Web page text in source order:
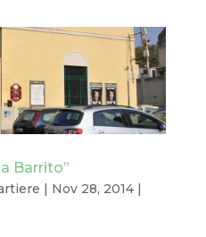
Barrito”
Nov 28, 2014|